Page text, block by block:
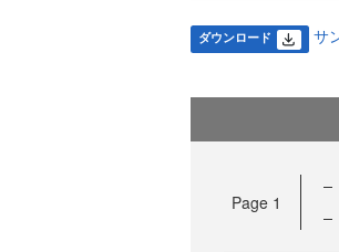
ダウンロード サ
Page 1